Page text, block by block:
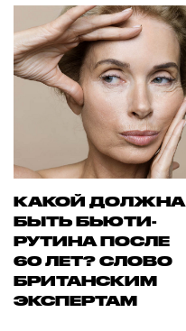
КАКОЙ ДОЛЖНА
БЫТЬ БЬЮТИ-
РУТИНА ПОСЛЕ
60 ЛЕТ? СЛОВО
БРИТАНСКИМ
ЭКСПЕРТАМ